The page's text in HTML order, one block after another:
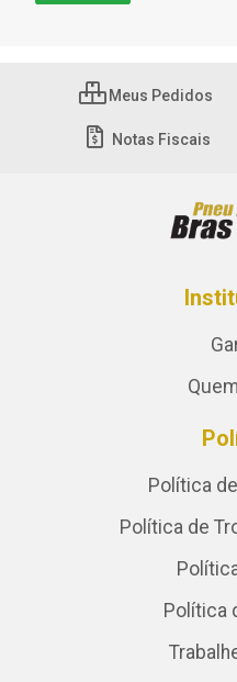
Meus Pedidos
Notas Fiscais
Política
Política de
Política